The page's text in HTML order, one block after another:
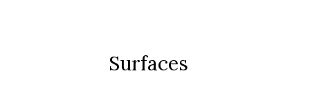
Surfaces